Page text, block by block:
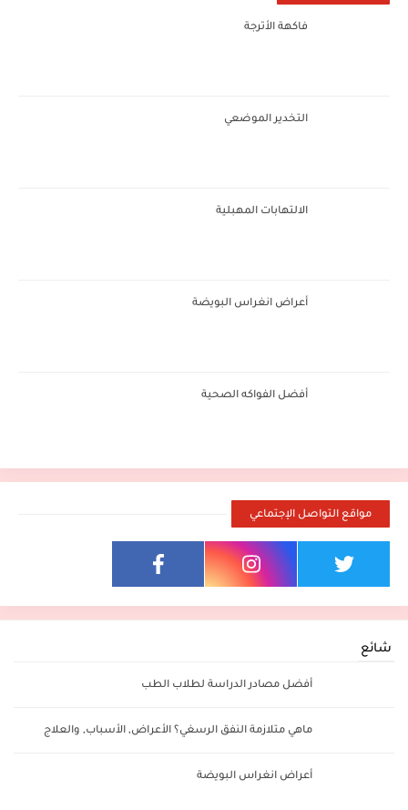
فاكهة الأترجة
التخدير الموضعي
الالتهابات المهبلية
أعراض انغراس البويضة
أفضل الفواكه الصحية
مواقع التواصل الإجتماعي
شائع
أفضل مصادر الدراسة لطلاب الطب
ماهي متلازمة النفق الرسغي؟ الأعراض, الأسباب, والعلاج
أعراض انغراس البويضة